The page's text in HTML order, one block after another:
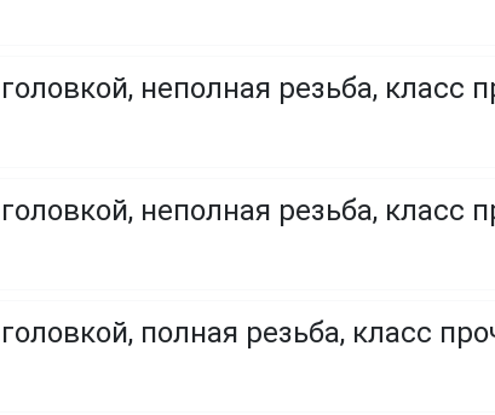
неполная резьба, класс
неполная резьба, класс
полная резьба, класс